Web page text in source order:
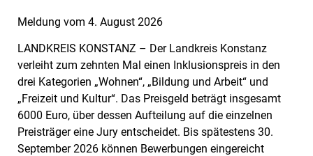
Meldung vom 4. August 2026
LANDKREIS KONSTANZ – Der Landkreis Konstanz
verleiht zum zehnten Mal einen Inklusionspreis in den
drei Kategorien „Wohnen“, „Bildung und Arbeit“ und
„Freizeit und Kultur“. Das Preisgeld beträgt insgesamt
6000 Euro, über dessen Aufteilung auf die einzelnen
Preisträger eine Jury entscheidet. Bis spätestens 30.
September 2026 können Bewerbungen eingereicht